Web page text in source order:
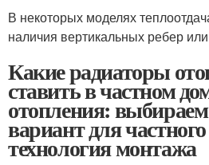
В некоторых моделях
наличия вертикальных ребер
Какие радиаторы
ставить в частном
отопления:
вариант для
технология монтажа